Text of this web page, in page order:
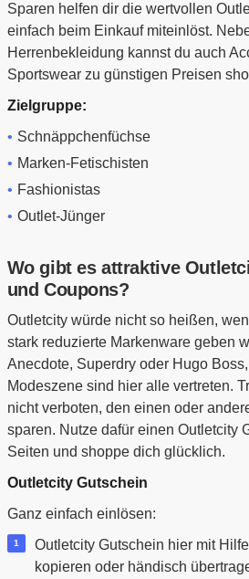
Sparen helfen dir die wertvollen
einfach beim Einkauf miteinlöst.
Herrenbekleidung kannst du auch
Sportswear zu günstigen Preisen
Zielgruppe:
Schnäppchenfüchse
Marken-Fetischisten
Fashionistas
Outlet-Jünger
Wo gibt es attraktive
und Coupons?
Outletcity würde nicht so heißen,
stark reduzierte Markenware geben
Anecdote, Superdry oder Hugo
Modeszene sind hier alle vertreten.
nicht verboten, den einen oder
sparen. Nutze dafür einen Outletcity
Seiten und shoppe dich glücklich.
Outletcity Gutschein
Ganz einfach einlösen:
Outletcity Gutschein hier mit
kopieren oder händisch